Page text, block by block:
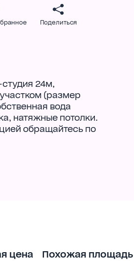
Поделиться
24м,
(размер
вода
натяжные потолки.
обращайтесь по
цена Похожая площадь